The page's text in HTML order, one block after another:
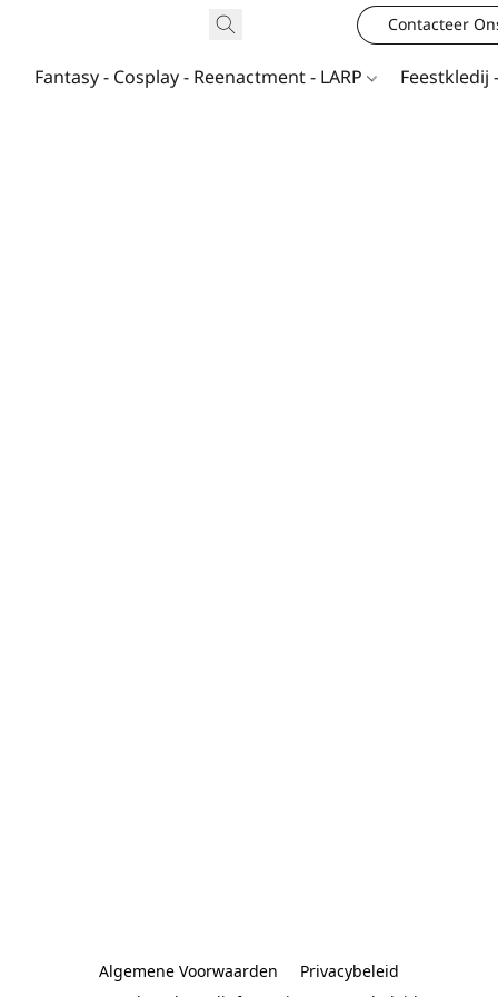
Contacteer
Fantasy - Cosplay - Reenactment - LARP Feestkledij
Algemene Voorwaarden
Privacybeleid